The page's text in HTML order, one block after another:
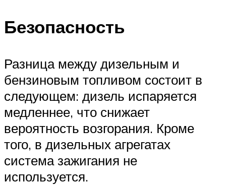
Безопасность
Разница между дизельным и
бензиновым топливом состоит в
следующем: дизель испаряется
медленнее, что снижает
вероятность возгорания. Кроме
того, в дизельных агрегатах
система зажигания не
используется.